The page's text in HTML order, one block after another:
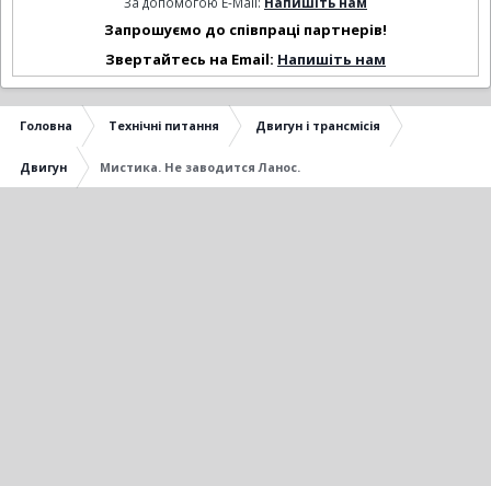
Запрошуємо до співпраці партнерів!
Звертайтесь на Email: Напишіть нам
Головна Технічні питання Двигун і трансмісія
Двигун Мистика. Не заводится Ланос.